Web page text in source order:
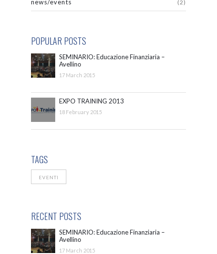
news/events (2)
POPULAR POSTS
SEMINARIO: Educazione Finanziaria –
Avellino
17 March 2015
EXPO TRAINING 2013
18 February 2015
TAGS
EVENTI
RECENT POSTS
SEMINARIO: Educazione Finanziaria –
Avellino
17 March 2015